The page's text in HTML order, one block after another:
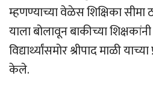
म्हणण्याच्या वेळेस शिक्षिका सीमा
याला बोलावून बाकीच्या
विद्यार्थ्यांसमोर श्रीपाद माळी
केले.